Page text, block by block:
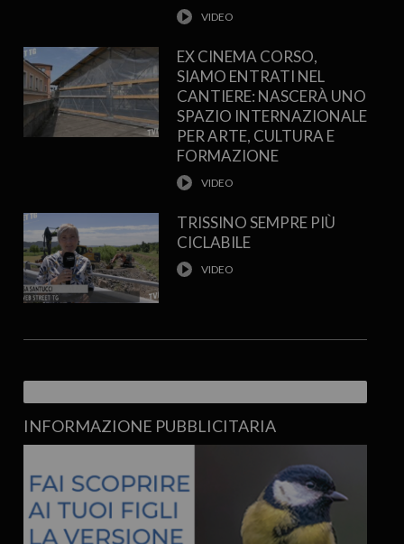
EX CINEMA CORSO,
SIAMO ENTRATI NEL
CANTIERE: NASCERÀ UNO
SPAZIO INTERNAZIONALE
PER ARTE, CULTURA E
FORMAZIONE
TRISSINO SEMPRE PIÙ
CICLABILE
INFORMAZIONE PUBBLICITARIA